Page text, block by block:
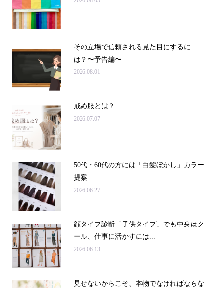
その立場で信頼される見た目にするに
は？〜予告編〜
2026.08.01
戒め服とは？
2026.07.07
50代・60代の方には「白髪ぼかし」カラー
提案
2026.06.27
顔タイプ診断「子供タイプ」でも中身はク
ール、仕事に活かすには...
2026.06.13
見せないからこそ、本物でなければならな